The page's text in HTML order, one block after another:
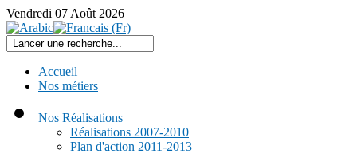
Vendredi 07 Août 2026
Accueil
Nos métiers
Nos Réalisations
Réalisations 2007-2010
Plan d'action 2011-2013